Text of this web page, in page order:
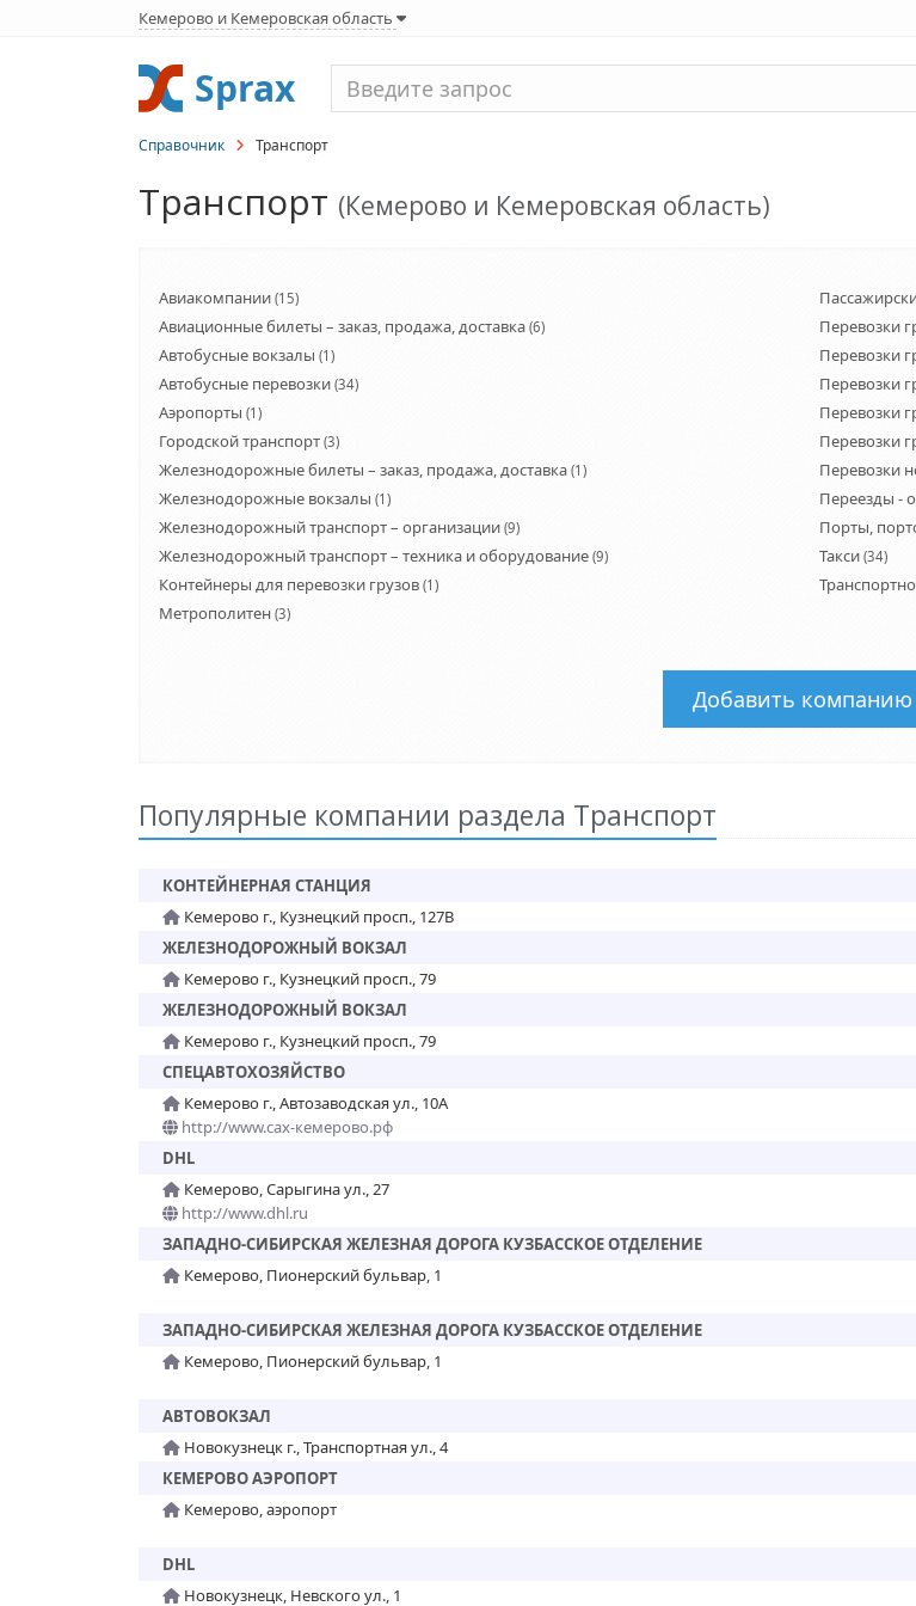
Кемерово и Кемеровская область
Sprax
Справочник Транспорт
Транспорт (Кемерово и Кемеровская область)
Авиакомпании (15)
Авиационные билеты – заказ, продажа, доставка (6)
Автобусные вокзалы (1)
Автобусные перевозки (34)
Аэропорты (1)
Городской транспорт (3)
Железнодорожные билеты – заказ, продажа, доставка (1)
Железнодорожные вокзалы (1)
Железнодорожный транспорт – организации (9)
Железнодорожный транспорт – техника и оборудование (9)
Контейнеры для перевозки грузов (1)
Метрополитен (3)
Перевозки
Перевозки
Перевозки
Перевозки
Перевозки
Перевозки
Переезды -
Порты,
Такси (34)
Добавить компанию
Популярные компании раздела Транспорт
КОНТЕЙНЕРНАЯ СТАНЦИЯ
Кемерово г., Кузнецкий просп., 127В
ЖЕЛЕЗНОДОРОЖНЫЙ ВОКЗАЛ
Кемерово г., Кузнецкий просп., 79
ЖЕЛЕЗНОДОРОЖНЫЙ ВОКЗАЛ
Кемерово г., Кузнецкий просп., 79
СПЕЦАВТОХОЗЯЙСТВО
Кемерово г., Автозаводская ул., 10А
http://www.сах-кемерово.рф
DHL
Кемерово, Сарыгина ул., 27
http://www.dhl.ru
ЗАПАДНО-СИБИРСКАЯ ЖЕЛЕЗНАЯ ДОРОГА КУЗБАССКОЕ ОТДЕЛЕНИЕ
Кемерово, Пионерский бульвар, 1
ЗАПАДНО-СИБИРСКАЯ ЖЕЛЕЗНАЯ ДОРОГА КУЗБАССКОЕ ОТДЕЛЕНИЕ
Кемерово, Пионерский бульвар, 1
АВТОВОКЗАЛ
Новокузнецк г., Транспортная ул., 4
КЕМЕРОВО АЭРОПОРТ
Кемерово, аэропорт
DHL
Новокузнецк, Невского ул., 1